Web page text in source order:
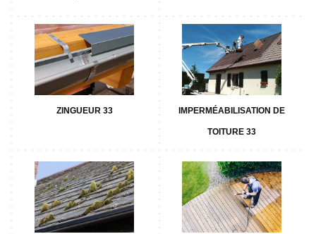
ZINGUEUR 33 IMPERMÉABILISATION DE
TOITURE 33